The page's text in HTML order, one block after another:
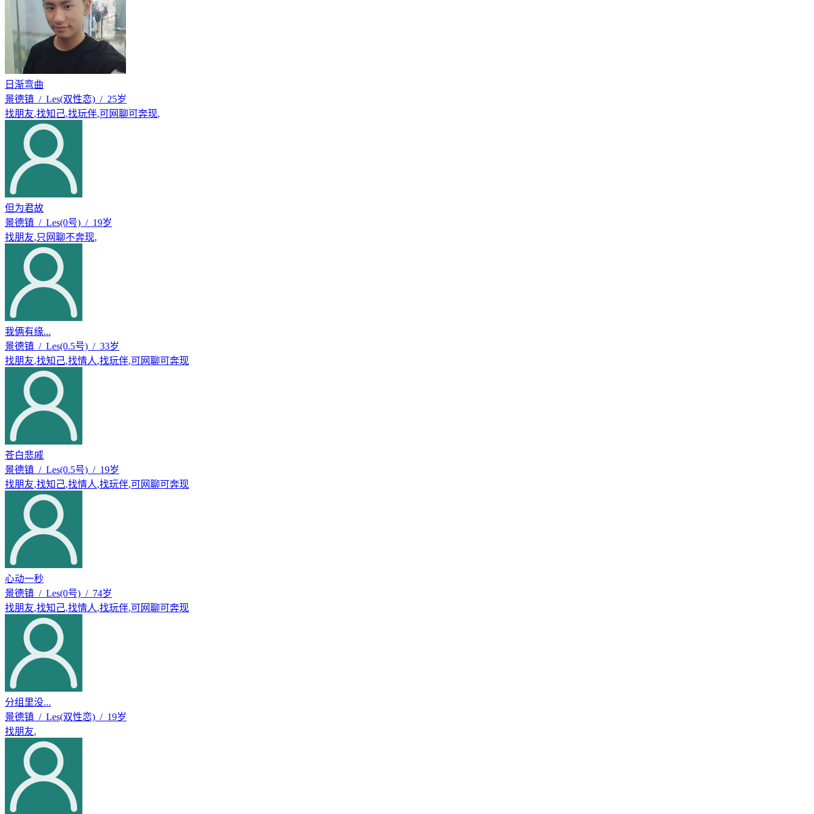
日渐弯曲
景德镇 / Les(双性恋) / 25岁
找朋友,找知己,找玩伴,可网聊可奔现,
但为君故
景德镇 / Les(0号) / 19岁
找朋友,只网聊不奔现,
我俩有缘...
景德镇 / Les(0.5号) / 33岁
找朋友,找知己,找情人,找玩伴,可网聊可奔现
苍白悲戚
景德镇 / Les(0.5号) / 19岁
找朋友,找知己,找情人,找玩伴,可网聊可奔现
心动一秒
景德镇 / Les(0号) / 74岁
找朋友,找知己,找情人,找玩伴,可网聊可奔现
分组里没...
景德镇 / Les(双性恋) / 19岁
找朋友,